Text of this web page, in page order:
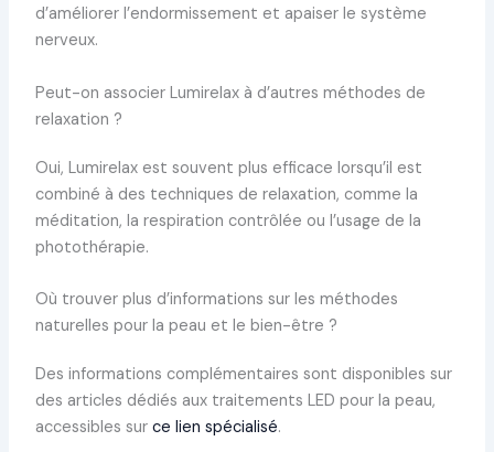
d’améliorer l’endormissement et apaiser le système
nerveux.
Peut-on associer Lumirelax à d’autres méthodes de
relaxation ?
Oui, Lumirelax est souvent plus efficace lorsqu’il est
combiné à des techniques de relaxation, comme la
méditation, la respiration contrôlée ou l’usage de la
photothérapie.
Où trouver plus d’informations sur les méthodes
naturelles pour la peau et le bien-être ?
Des informations complémentaires sont disponibles sur
des articles dédiés aux traitements LED pour la peau,
accessibles sur ce lien spécialisé.